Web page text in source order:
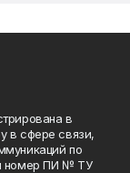
в
в сфере связи,
по
номер ПИ № ТУ